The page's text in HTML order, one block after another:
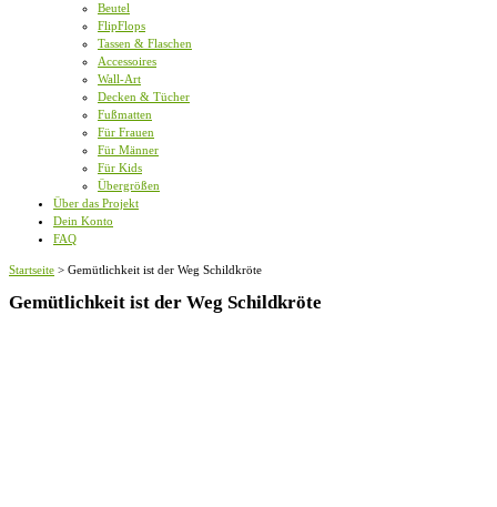
Beutel
FlipFlops
Tassen & Flaschen
Accessoires
Wall-Art
Decken & Tücher
Fußmatten
Für Frauen
Für Männer
Für Kids
Übergrößen
Über das Projekt
Dein Konto
FAQ
Startseite > Gemütlichkeit ist der Weg Schildkröte
Gemütlichkeit ist der Weg Schildkröte